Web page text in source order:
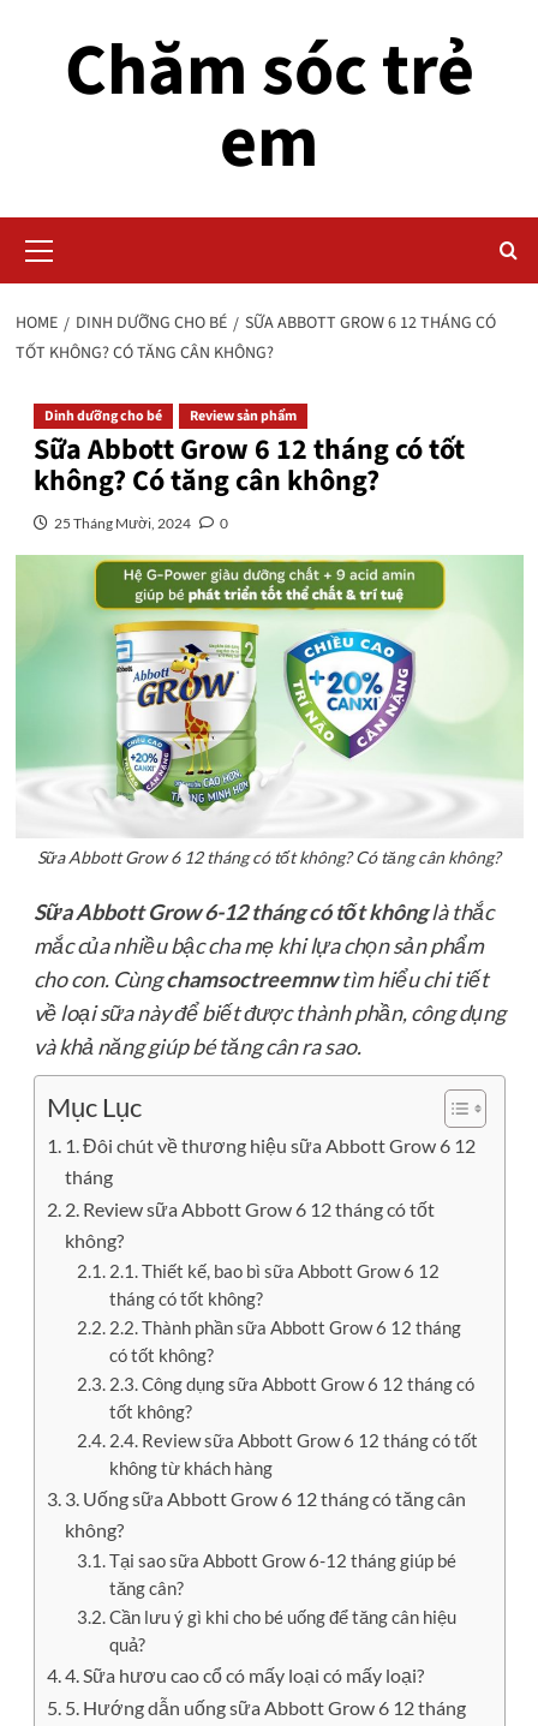
Chăm sóc trẻ
em
Menu
HOME DINH DƯỠNG CHO BÉ
SỮA ABBOTT GROW 6 12 THÁNG CÓ
TỐT KHÔNG? CÓ TĂNG CÂN KHÔNG?
Dinh dưỡng cho bé Review sản phẩm
Sữa Abbott Grow 6 12 tháng có tốt
không? Có tăng cân không?
25 Tháng Mười, 2024 0
Sữa Abbott Grow 6 12 tháng có tốt không? Có tăng cân không?
Sữa Abbott Grow 6-12 tháng có tốt khônglà thắc
mắc của nhiều bậc cha mẹ khi lựa chọn sản phẩm
cho con. Cùngchamsoctreemnwtìm hiểu chi tiết
về loại sữa này để biết được thành phần, công dụng
và khả năng giúp bé tăng cân ra sao.
Mục Lục
1. Đôi chút về thương hiệu sữa Abbott Grow 6 12
tháng
2. Review sữa Abbott Grow 6 12 tháng có tốt
không?
2.1. Thiết kế, bao bì sữa Abbott Grow 6 12
tháng có tốt không?
2.2. Thành phần sữa Abbott Grow 6 12 tháng
có tốt không?
2.3. Công dụng sữa Abbott Grow 6 12 tháng có
tốt không?
2.4. Review sữa Abbott Grow 6 12 tháng có tốt
không từ khách hàng
3. Uống sữa Abbott Grow 6 12 tháng có tăng cân
không?
Tại sao sữa Abbott Grow 6-12 tháng giúp bé
tăng cân?
Cần lưu ý gì khi cho bé uống để tăng cân hiệu
quả?
4. Sữa hươu cao cổ có mấy loại có mấy loại?
5. Hướng dẫn uống sữa Abbott Grow 6 12 tháng